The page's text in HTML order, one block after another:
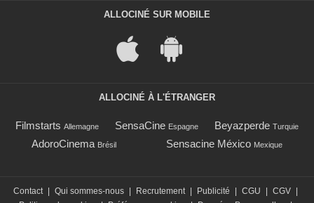
ALLOCINÉ SUR MOBILE
ALLOCINÉ À L'ÉTRANGER
Filmstarts Allemagne SensaCine Espagne Beyazperde Turquie
AdoroCinema Brésil Sensacine México Mexique
Contact Qui sommes-nous Recrutement Publicité CGU CGV